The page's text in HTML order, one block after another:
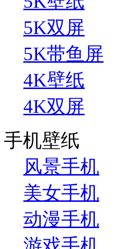
5K双屏
5K带鱼屏
4K壁纸
4K双屏
手机壁纸
风景手机
美女手机
动漫手机